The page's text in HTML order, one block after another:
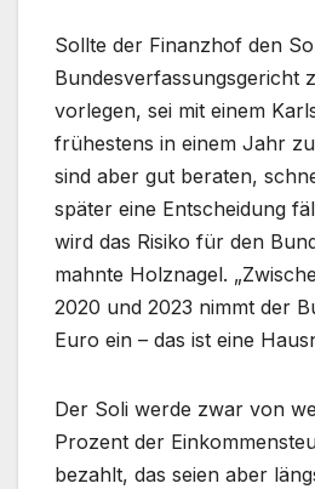
Sollte der Finanzhof den
Bundesverfassungsgericht
vorlegen, sei mit einem
frühestens in einem Jahr
sind aber gut beraten,
später eine Entscheidung
wird das Risiko für den
mahnte Holznagel.
2020 und 2023 nimmt der
Euro ein – das ist eine
Der Soli werde zwar von
Prozent der
bezahlt, das seien aber